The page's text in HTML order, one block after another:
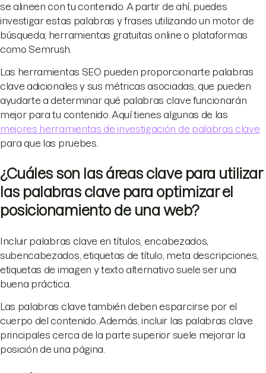
se alineen con tu contenido. A partir de ahí, puedes
investigar estas palabras y frases utilizando un motor de
búsqueda, herramientas gratuitas online o plataformas
como Semrush.
Las herramientas SEO pueden proporcionarte palabras
clave adicionales y sus métricas asociadas, que pueden
ayudarte a determinar qué palabras clave funcionarán
mejor para tu contenido. Aquí tienes algunas de las
mejores herramientas de investigación de palabras clave
para que las pruebes.
¿Cuáles son las áreas clave para utilizar
las palabras clave para optimizar el
posicionamiento de una web?
Incluir palabras clave en títulos, encabezados,
subencabezados, etiquetas de título, meta descripciones,
etiquetas de imagen y texto alternativo suele ser una
buena práctica.
Las palabras clave también deben esparcirse por el
cuerpo del contenido. Además, incluir las palabras clave
principales cerca de la parte superior suele mejorar la
posición de una página.